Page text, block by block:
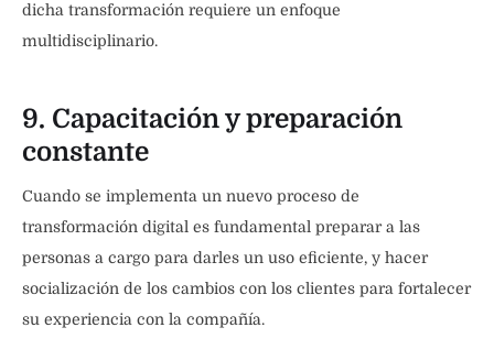
dicha transformación requiere un enfoque
multidisciplinario.
9. Capacitación y preparación
constante
Cuando se implementa un nuevo proceso de
transformación digital es fundamental preparar a las
personas a cargo para darles un uso eficiente, y hacer
socialización de los cambios con los clientes para fortalecer
su experiencia con la compañía.